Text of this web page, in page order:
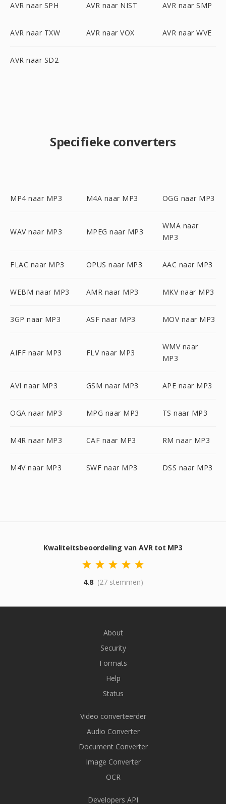
AVR naar SPH AVR naar NIST AVR naar SMP
AVR naar TXW AVR naar VOX AVR naar WVE
AVR naar SD2
Specifieke converters
MP4 naar MP3 M4A naar MP3 OGG naar MP3
WAV naar MP3 MPEG naar MP3
WMA naar
MP3
FLAC naar MP3 OPUS naar MP3 AAC naar MP3
WEBM naar MP3 AMR naar MP3 MKV naar MP3
3GP naar MP3 ASF naar MP3 MOV naar MP3
AIFF naar MP3 FLV naar MP3
WMV naar
MP3
AVI naar MP3 GSM naar MP3 APE naar MP3
OGA naar MP3 MPG naar MP3 TS naar MP3
M4R naar MP3 CAF naar MP3 RM naar MP3
M4V naar MP3 SWF naar MP3 DSS naar MP3
Kwaliteitsbeoordeling van AVR tot MP3
4.8 (27 stemmen)
About
Security
Formats
Help
Status
Video converteerder
Audio Converter
Document Converter
Image Converter
OCR
Developers API